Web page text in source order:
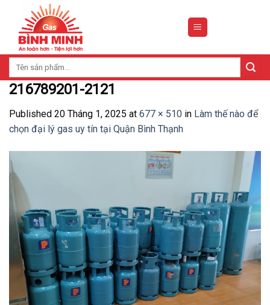
content
216789201-2121
Published 20 Tháng 1, 2025 at 677 × 510 in Làm thế nào để
chọn đại lý gas uy tín tại Quận Bình Thạnh